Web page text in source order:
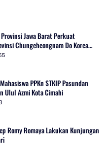
Jawa Barat Perkuat
Chungcheongnam Do Korea
PPKn STKIP Pasundan
Ulul Azmi Kota Cimahi
Romy Romaya Lakukan Kunjungan